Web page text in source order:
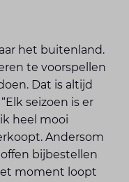
het buitenland.
te voorspellen
Dat is altijd
seizoen is er
heel mooi
Andersom
bijbestellen
moment loopt